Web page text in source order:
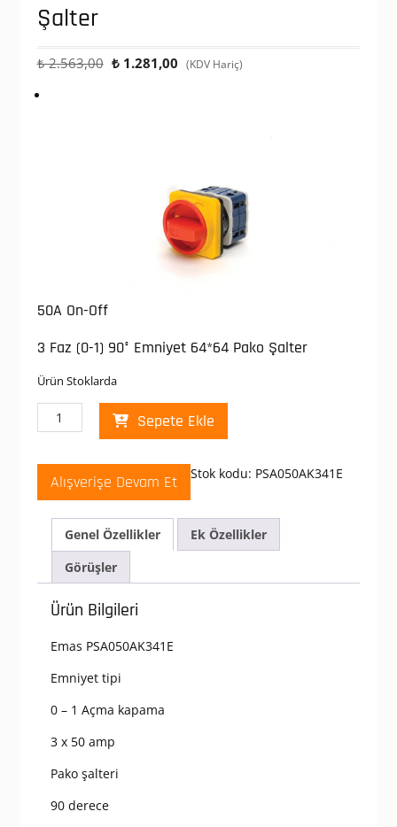
Şalter
₺2.563,00 Orijinal
₺1.281,00 Şu
(KDV Hariç)
50A On-Off
3 Faz (0-1) 90° Emniyet 64*64 Pako Şalter
Ürün Stoklarda
Emas
PSA050AK341E
şalter
Amper
On-
Faz
Emniyet
64*64
Şalter
Sepete Ekle
Alışverişe Devam Et Stok kodu: PSA050AK341E
Genel Özellikler
Ek Özellikler
Görüşler
Ürün Bilgileri
Emas PSA050AK341E
Emniyet tipi
0 – 1 Açma kapama
3 x 50 amp
Pako şalteri
90 derece